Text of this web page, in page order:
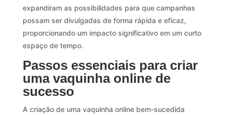
expandiram as possibilidades para que campanhas
possam ser divulgadas de forma rápida e eficaz,
proporcionando um impacto significativo em um curto
espaço de tempo.
Passos essenciais para criar
uma vaquinha online de
sucesso
A criação de uma vaquinha online bem-sucedida